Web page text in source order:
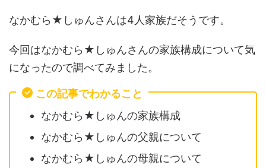
なかむら★しゅんさんは4人家族だそうです。
今回はなかむら★しゅんさんの家族構成について気
になったので調べてみました。
この記事でわかること
なかむら★しゅんの家族構成
なかむら★しゅんの父親について
なかむら★しゅんの母親について